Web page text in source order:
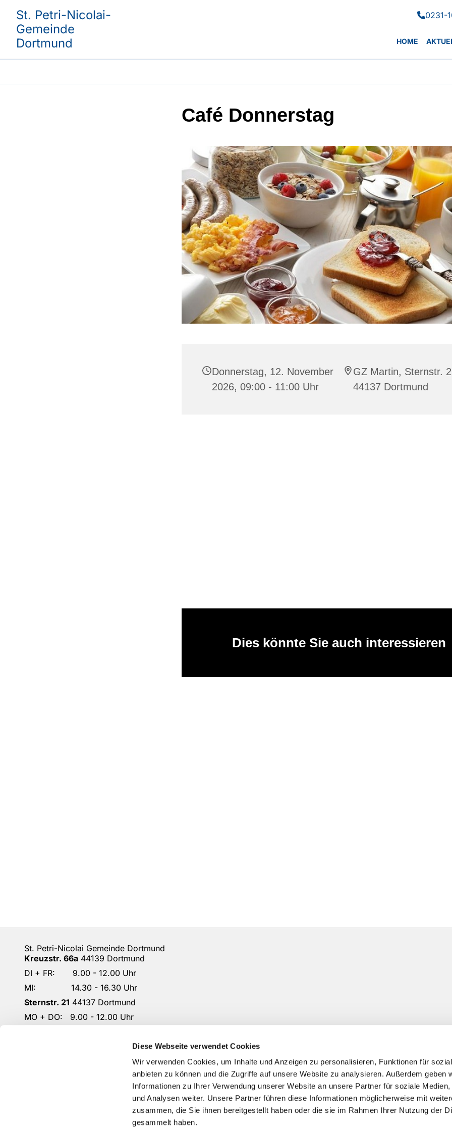
Diese Webseite verwendet Cookies
Wir verwenden Cookies, um Inhalte und Anzeigen zu personalisieren, Funktionen für
anbieten zu können und die Zugriffe auf unsere Website zu analysieren. Außerdem geben
Informationen zu Ihrer Verwendung unserer Website an unsere Partner für soziale Medien,
und Analysen weiter. Unsere Partner führen diese Informationen möglicherweise mit
zusammen, die Sie ihnen bereitgestellt haben oder die sie im Rahmen Ihrer Nutzung der
gesammelt haben.
St. Petri-Nicolai-
Gemeinde
Dortmund
0231-
HOME
Café Donnerstag
Donnerstag, 12. November
2026, 09:00 - 11:00 Uhr
GZ Martin, Sternstr.
44137 Dortmund
Dies könnte Sie auch interessieren
St. Petri-Nicolai Gemeinde Dortmund
Kreuzstr. 66a 44139 Dortmund
DI + FR: 9.00 - 12.00 Uhr
MI: 14.30 - 16.30 Uhr
Sternstr. 21 44137 Dortmund
MO + DO: 9.00 - 12.00 Uhr
DO-KG-Petri-Nicolai@ekkdo.de
Kontoverbindung: Dortmunder Volksbank
IBAN: DE87 4416 0014 2301 1167 02